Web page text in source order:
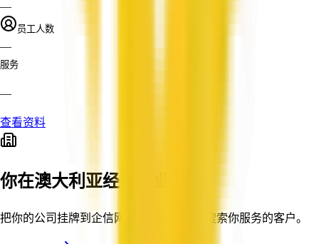
—
员工人数
—
服务
—
查看资料
你在澳大利亚经营企业吗？
把你的公司挂牌到企信网，触达正在主动搜索你服务的客户。